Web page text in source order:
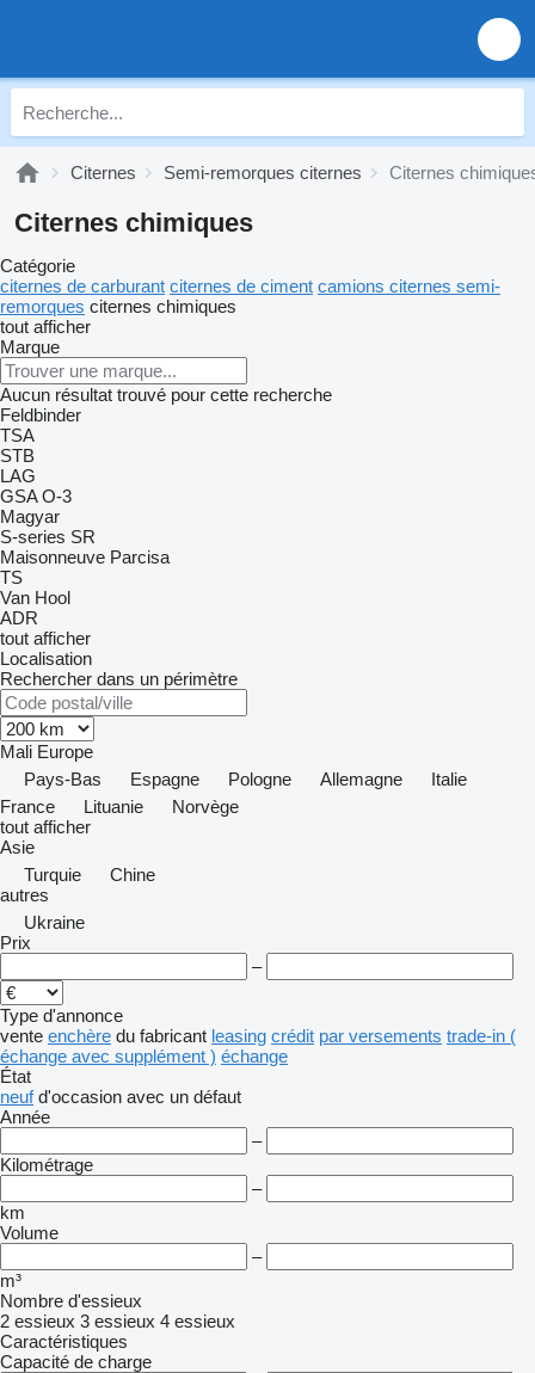
Citernes Semi-remorques citernes Citernes
Citernes chimiques
Catégorie
citernes de carburant citernes de ciment camions citernes semi-
remorques citernes chimiques
tout afficher
Marque
Aucun résultat trouvé pour cette recherche
Feldbinder
TSA
STB
LAG
GSA O-3
Magyar
S-series SR
Maisonneuve Parcisa
TS
Van Hool
ADR
tout afficher
Localisation
Rechercher dans un périmètre
Mali Europe
Pays-Bas
Espagne Pologne Allemagne
Italie
France
Lituanie
Norvège
tout afficher
Asie
Turquie
Chine
autres
Ukraine
Prix
–
Type d'annonce
vente enchère du fabricant leasing crédit par versements trade-in (
échange avec supplément ) échange
État
neuf d'occasion avec un défaut
Année
–
Kilométrage
–
km
Volume
–
m³
Nombre d'essieux
2 essieux 3 essieux 4 essieux
Caractéristiques
Capacité de charge